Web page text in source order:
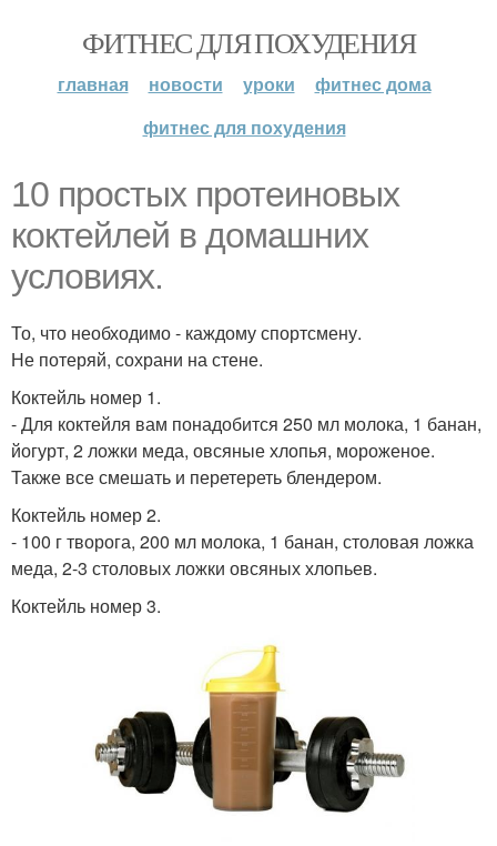
ФИТНЕС ДЛЯ ПОХУДЕНИЯ
главная новости уроки
фитнес дома
фитнес для похудения
10 простых протеиновых
коктейлей в домашних
условиях.
То, что необходимо - каждому спортсмену.
Не потеряй, сохрани на стене.
Коктейль номер 1.
- Для коктейля вам понадобится 250 мл молока, 1 банан,
йогурт, 2 ложки меда, овсяные хлопья, мороженое.
Также все смешать и перетереть блендером.
Коктейль номер 2.
- 100 г творога, 200 мл молока, 1 банан, столовая ложка
меда, 2-3 столовых ложки овсяных хлопьев.
Коктейль номер 3.